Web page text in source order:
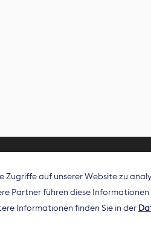
vertritt als
Publisher in
auf unserer Website zu
Partner führen diese
Informationen finden Sie in der